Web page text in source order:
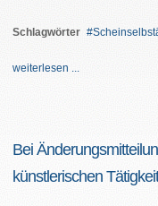
Schlagwörter
weiterlesen ...
Bei
künstlerischen